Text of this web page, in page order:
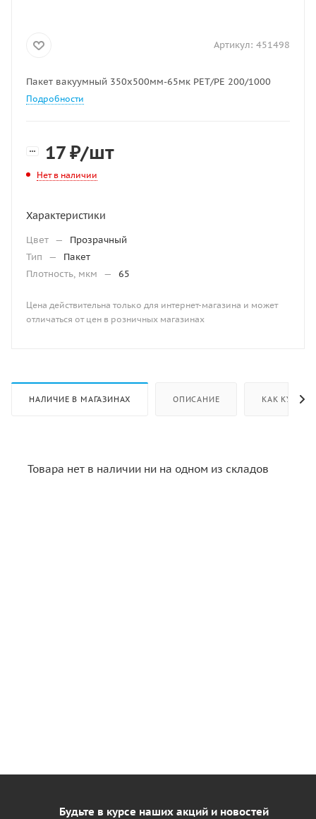
Артикул: 451498
Пакет вакуумный 350х500мм-65мк РЕТ/РЕ 200/1000
Подробности
17₽/шт
Нет в наличии
Характеристики
Цвет —
Прозрачный
Тип
—
Пакет
Плотность, мкм
— 65
Цена действительна только для интернет-магазина и может
отличаться от цен в розничных магазинах
НАЛИЧИЕ В МАГАЗИНАХ ОПИСАНИЕ КАК КУПИТЬ
Товара нет в наличии ни на одном из складов
Будьте в курсе наших акций и новостей